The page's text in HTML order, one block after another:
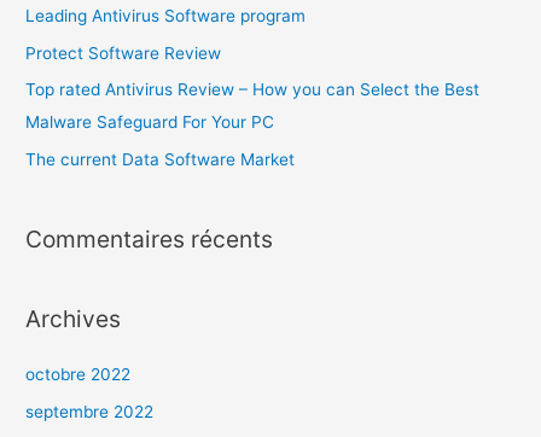
Leading Antivirus Software program
Protect Software Review
Top rated Antivirus Review – How you can Select the Best
Malware Safeguard For Your PC
The current Data Software Market
Commentaires récents
Archives
octobre 2022
septembre 2022